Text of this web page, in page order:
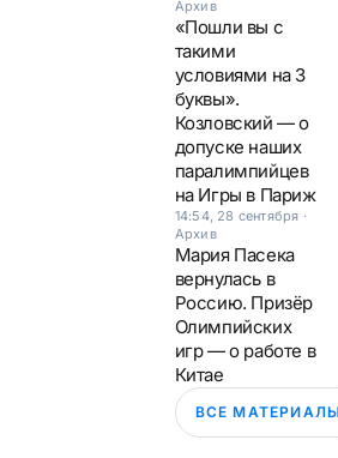
Архив
«Пошли вы с
такими
условиями на 3
буквы».
Козловский — о
допуске наших
паралимпийцев
на Игры в Париж
14:54, 28 сентября ·
Архив
Мария Пасека
вернулась в
Россию. Призёр
Олимпийских
игр — о работе в
Китае
ВСЕ МАТЕРИАЛЫ